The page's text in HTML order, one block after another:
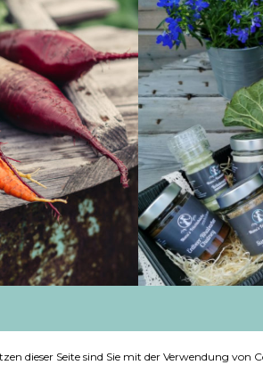
dieser Seite sind Sie mit der Verwendung